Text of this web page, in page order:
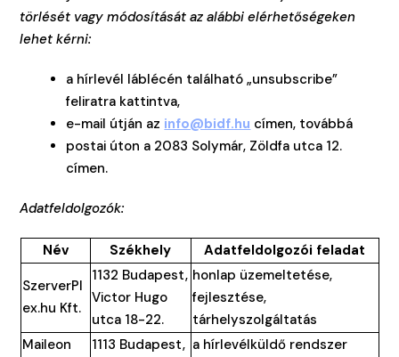
törlését vagy módosítását az alábbi elérhetőségeken
lehet kérni:
a hírlevél láblécén található „unsubscribe”
feliratra kattintva,
e-mail útján az info@bidf.hu címen, továbbá
postai úton a 2083 Solymár, Zöldfa utca 12.
címen.
Adatfeldolgozók:
Név Székhely
Adatfeldolgozói feladat
SzerverPl
ex.hu Kft.
1132 Budapest,
Victor Hugo
utca 18-22.
honlap üzemeltetése,
fejlesztése,
tárhelyszolgáltatás
Maileon
1113 Budapest, a hírlevélküldő rendszer